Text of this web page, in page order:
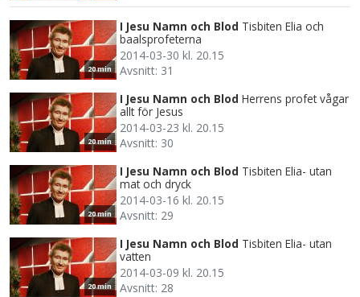
20 min
I Jesu Namn och Blod Tisbiten Elia och
baalsprofeterna
2014-03-30 kl. 20.15
Avsnitt: 31
20 min
I Jesu Namn och Blod Herrens profet vågar
allt för Jesus
2014-03-23 kl. 20.15
Avsnitt: 30
20 min
I Jesu Namn och Blod Tisbiten Elia- utan
mat och dryck
2014-03-16 kl. 20.15
Avsnitt: 29
20 min
I Jesu Namn och Blod Tisbiten Elia- utan
vatten
2014-03-09 kl. 20.15
Avsnitt: 28